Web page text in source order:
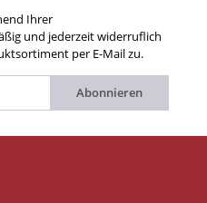
Ihrer
und jederzeit widerruflich
per E-Mail zu.
Abonnieren